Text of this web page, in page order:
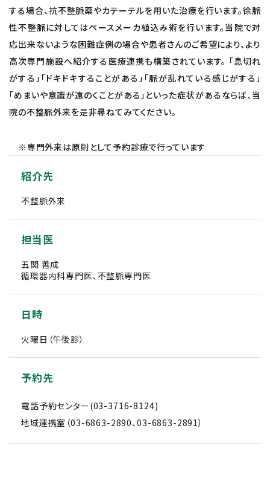
する場合、抗不整脈薬やカテーテルを用いた治療を行います。徐脈
性不整脈に対してはペースメーカ植込み術を行います。当院で対
応出来ないような困難症例の場合や患者さんのご希望により、より
高次専門施設へ紹介する医療連携も構築されています。 「息切れ
がする」「ドキドキすることがある」「脈が乱れている感じがする」
「めまいや意識が遠のくことがある」といった症状があるならば、当
院の不整脈外来を是非尋ねてみてください。
※専門外来は原則として予約診療で行っています
紹介先
不整脈外来
担当医
五関 善成
循環器内科専門医、不整脈専門医
日時
火曜日（午後診）
予約先
電話予約センター(03-3716-8124)
地域連携室（03-6863-2890、03-6863-2891）